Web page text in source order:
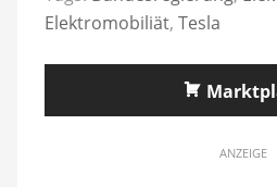
Elektromobiliät, Tesla
ANZEIGE